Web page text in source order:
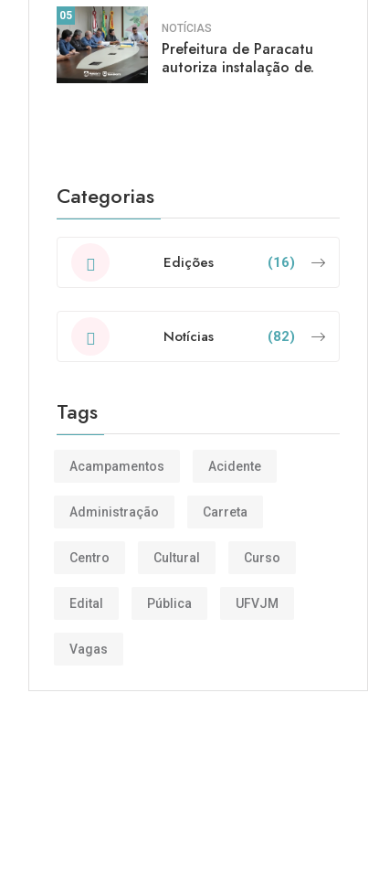
05
NOTÍCIAS
Prefeitura de Paracatu
autoriza instalação de.
Categorias
Edições (16)
Notícias (82)
Tags
Acampamentos Acidente
Administração Carreta
Centro Cultural Curso
Edital Pública UFVJM
Vagas